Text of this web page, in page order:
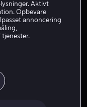
Aktivt
Opbevare
annoncering
tjenester.